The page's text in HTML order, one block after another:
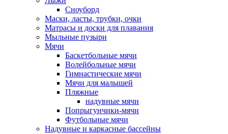
Сноуборд
Маски, ласты, трубки, очки
Матрасы и доски для плавания
Мыльные пузыри
Мячи
Баскетбольные мячи
Волейбольные мячи
Гимнастические мячи
Мячи для малышей
Пляжные
надувные мячи
Попрыгунчики-мячи
Футбольные мячи
Надувные и каркасные бассейны